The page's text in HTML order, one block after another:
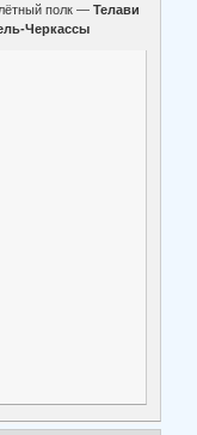
полк —Телави
Черкассы